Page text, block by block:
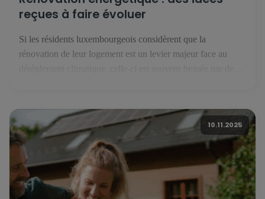
reçues à faire évoluer
Si les résidents luxembourgeois considèrent que la
rénovation de leur logement est un levier majeur face au
énergétique est un levier majeur de la lutte contre le
dérèglement climatique. C’est ce […]
10.11.2025